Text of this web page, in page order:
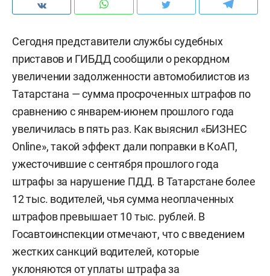
Сегодня представители службы судебных
приставов и ГИБДД сообщили о рекордном
увеличении задолженности автомобилистов из
Татарстана — сумма просроченных штрафов по
сравнению с январем-июнем прошлого года
увеличилась в пять раз. Как выяснил «БИЗНЕС
Online», такой эффект дали поправки в КоАП,
ужесточившие с сентября прошлого года
штрафы за нарушение ПДД. В Татарстане более
12 тыс. водителей, чья сумма неоплаченных
штрафов превышает 10 тыс. рублей. В
Госавтоинспекции отмечают, что с введением
жестких санкций водителей, которые
уклоняются от уплаты штрафа за